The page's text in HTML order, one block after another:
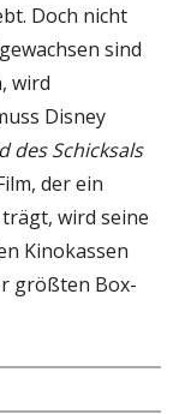
Doch nicht
sind
wird
Disney
des Schicksals
der ein
wird seine
Kinokassen
größten Box-